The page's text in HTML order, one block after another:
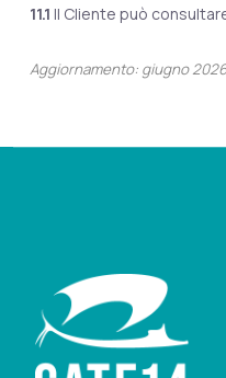
11.1 Il Cliente può
Aggiornamento: giugno 2026